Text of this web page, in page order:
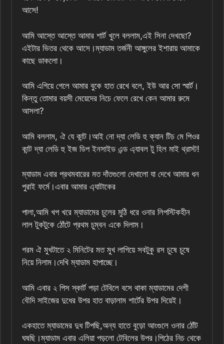
আসে!
আমি আস্তে আস্তে আমার শার্ট খুলে বললাম,এই সিনা দেখছো?
এইটার ভিতর থেকে আসে।ম্যাডাম তর্জনী আঙ্গুলের ইশারায় আমাকে
কাছে ডাকলো।
আমি এগিয়ে গেলে আমার বুকে হাত রেখে বলে, ইউ আর সো স্মার্ট।
কিন্তু তোমার বয়সী মেয়েদের নিচে ফেলে রেখে কেন আমার রুমে
আসলা?
আমি বললাম, ঐ যে কান্ট।আই নো দ্যা লেডি হু ক্যান টিচ মে পিওর
কান্ট দ্যা লেডি হু ইজ ডিপ ইনসাইড এন্ড এ্যাবল টু হিল মাই থ্রাস্ট!
ম্যাডাম এবার প্রথমবারের মত দাঁতগুলো দেখালো যা দেখে আমার ধন
পুরাই ফর্মে।এবার আমার এ্যাটাকের
পালা,আমি খপ খরে ম্যাডামের চুলের মুঠি ধরে ওনার লিপস্টিকহীন
লাল টুকটুকে ঠোঁটে প্রথম চুম্বন একে দিলাম।
গরম ঐ মুখটাতে ২ মিনিটের মত মুখ লাগিয়ে সবটুকু রস চুষে চুষে
নিয়ে নিলাম।দেখি ম্যাডাম হাপাচ্ছে।
আমি এবার ২ পিস স্কার্ট পড়া টেবিলে বসে থাকা ম্যাডামের দেশী
বৌদি সাইজের দুধের উপর হাত বাড়ালাম শার্টের উপর দিয়েই।
একহাতে ম্যাডামের দুধ টিপছি,অন্য হাতে বুড়ো আংগুলে ওনার ঠোঁট
ঘষছি।ম্যাডাম এবার এলিয়া পড়লো টেবিলের উপর।পিঠের নিচ থেকে